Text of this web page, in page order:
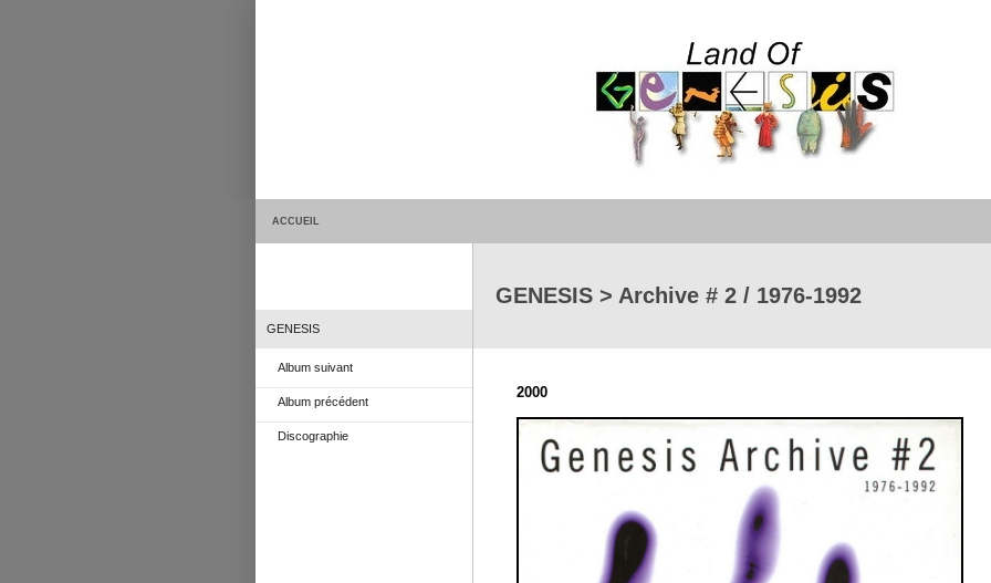
ACCUEIL
GENESIS
Album suivant
Album précédent
Discographie
GENESIS > Archive # 2 / 1976-1992
2000